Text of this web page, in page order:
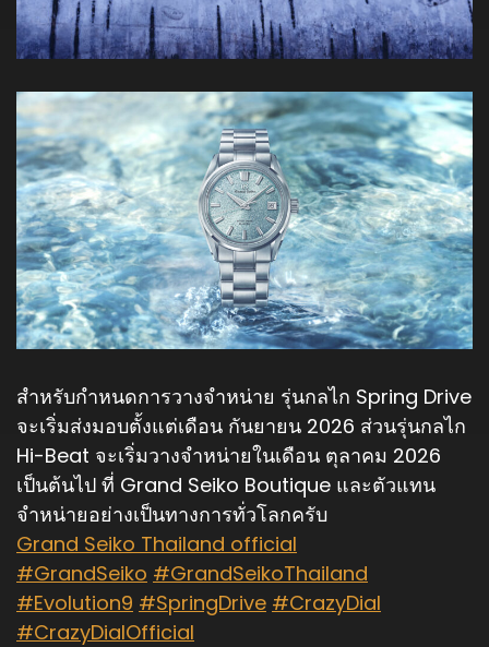
สำหรับกำหนดการวางจำหน่าย รุ่นกลไก Spring Drive
จะเริ่มส่งมอบตั้งแต่เดือน กันยายน 2026 ส่วนรุ่นกลไก
Hi-Beat จะเริ่มวางจำหน่ายในเดือน ตุลาคม 2026
เป็นต้นไป ที่ Grand Seiko Boutique และตัวแทน
จำหน่ายอย่างเป็นทางการทั่วโลกครับ
Grand Seiko Thailand official
#GrandSeiko #GrandSeikoThailand
#Evolution9 #SpringDrive #CrazyDial
#CrazyDialOfficial